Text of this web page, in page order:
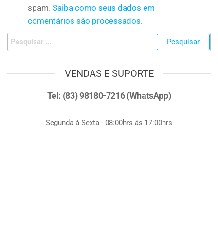
spam. Saiba como seus dados em
comentários são processados.
VENDAS E SUPORTE
Tel: (83) 98180-7216 (WhatsApp)
Segunda á Sexta - 08:00hrs ás 17:00hrs